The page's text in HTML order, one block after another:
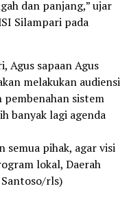
dan panjang,” ujar
Silampari pada
Agus sapaan Agus
melakukan audiensi
pembenahan sistem
banyak lagi agenda
semua pihak, agar visi
lokal, Daerah
rls)